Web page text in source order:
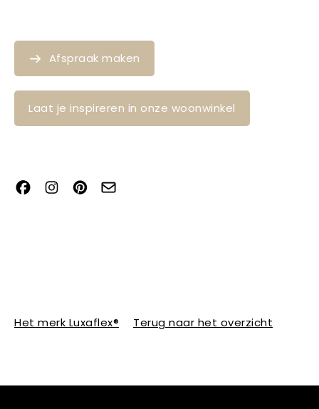
Afspraak maken
Laat je inspireren in onze woonwinkel
Het merk Luxaflex® Terug naar het overzicht